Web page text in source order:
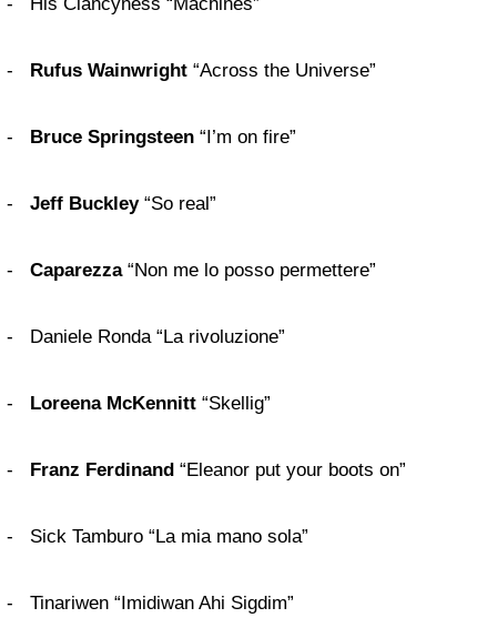
- Rufus Wainwright “Across the Universe”
- Bruce Springsteen “I’m on fire”
- Jeff Buckley“So real”
- Caparezza“Non me lo posso permettere”
- Daniele Ronda “La rivoluzione”
- Loreena McKennitt “Skellig”
- Franz Ferdinand “Eleanor put your boots on”
- Sick Tamburo “La mia mano sola”
- Tinariwen “Imidiwan Ahi Sigdim”